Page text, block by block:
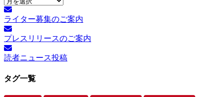
別
ア
ー
カ
イ
ブ
ライター募集のご案内
プレスリリースのご案内
読者ニュース投稿
タグ一覧